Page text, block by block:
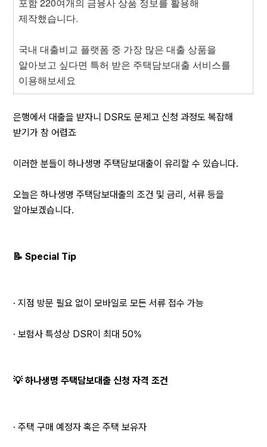
제작했습니다.
국내 대출비교 플랫폼 중 가장 많은 대출 상품을
알아보고 싶다면 특허 받은 주택담보대출 서비스를
이용해보세요
은행에서 대출을 받자니 DSR도 문제고 신청 과정도 복잡해
받기가 참 어렵죠
이러한 분들이 하나생명 주택담보대출이 유리할 수 있습니다.
오늘은 하나생명 주택담보대출의 조건 및 금리, 서류 등을
알아보겠습니다.
📝 Special Tip
· 지점 방문 필요 없이 모바일로 모든 서류 접수 가능
· 보험사 특성상 DSR이 최대 50%
💡 하나생명 주택담보대출 신청 자격 조건
· 주택 구매 예정자 혹은 주택 보유자